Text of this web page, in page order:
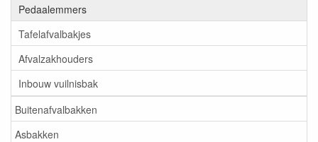
Pedaalemmers
Tafelafvalbakjes
Afvalzakhouders
Inbouw vuilnisbak
Buitenafvalbakken
Asbakken